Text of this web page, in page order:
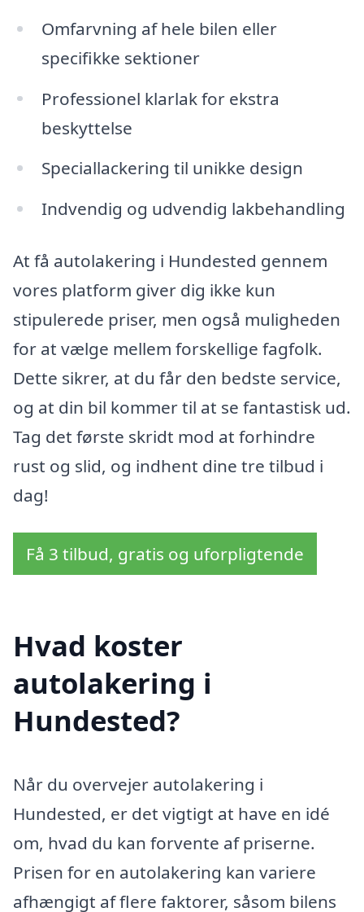
Omfarvning af hele bilen eller
specifikke sektioner
Professionel klarlak for ekstra
beskyttelse
Speciallackering til unikke design
Indvendig og udvendig lakbehandling
At få autolakering i Hundested gennem
vores platform giver dig ikke kun
stipulerede priser, men også muligheden
for at vælge mellem forskellige fagfolk.
Dette sikrer, at du får den bedste service,
og at din bil kommer til at se fantastisk ud.
Tag det første skridt mod at forhindre
rust og slid, og indhent dine tre tilbud i
dag!
Få 3 tilbud, gratis og uforpligtende
Hvad koster
autolakering i
Hundested?
Når du overvejer autolakering i
Hundested, er det vigtigt at have en idé
om, hvad du kan forvente af priserne.
Prisen for en autolakering kan variere
afhængigt af flere faktorer, såsom bilens